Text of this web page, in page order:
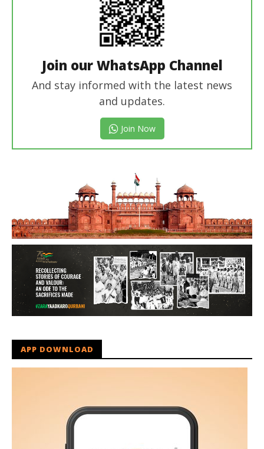
Join our WhatsApp Channel
And stay informed with the latest news
and updates.
Join Now
APP DOWNLOAD